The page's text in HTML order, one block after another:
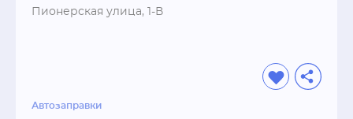
Пионерская улица, 1-В
Автозаправки